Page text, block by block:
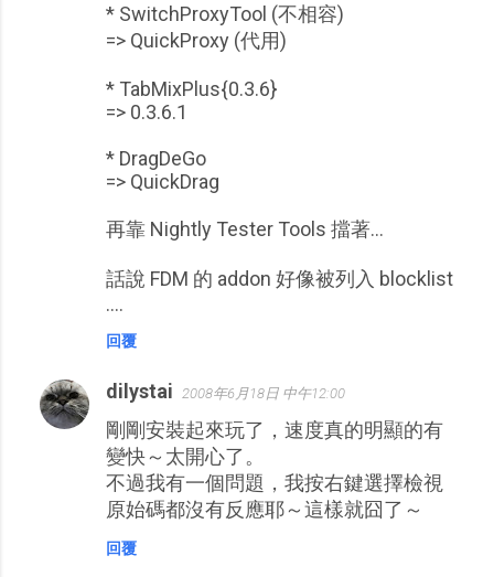
* SwitchProxyTool (不相容)
=> QuickProxy (代用)
* TabMixPlus{0.3.6}
=> 0.3.6.1
* DragDeGo
=> QuickDrag
再靠 Nightly Tester Tools 擋著...
話說 FDM 的 addon 好像被列入 blocklist
....
回覆
dilystai 2008年6月18日 中午12:00
剛剛安裝起來玩了，速度真的明顯的有
變快～太開心了。
不過我有一個問題，我按右鍵選擇檢視
原始碼都沒有反應耶～這樣就囧了～
回覆